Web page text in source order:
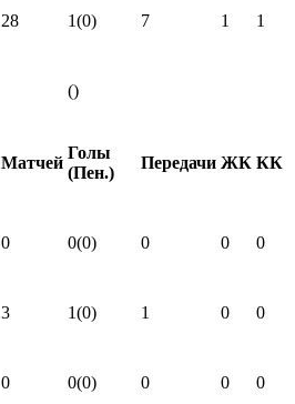
28 1(0) 7 1 1
()
Матчей
Голы
(Пен.)
Передачи ЖК КК
0 0(0) 0 0 0
3 1(0) 1 0 0
0 0(0) 0 0 0